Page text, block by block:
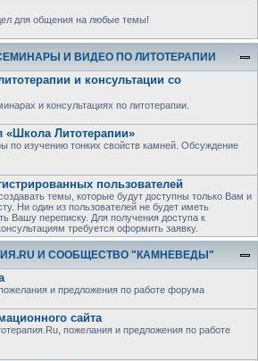
для общения на любые темы!
И ВИДЕО ПО ЛИТОТЕРАПИИ
и консультации со
и консультациях по литотерапии.
«Школа Литотерапии»
по изучению тонких свойств камней. Обсуждение
пользователей
темы, которые будут доступны только Вам и
Ни один из пользователей не будет иметь
Вашу переписку. Для получения доступа к
требуется оформить заявку.
И СООБЩЕСТВО "КАМНЕВЕДЫ"
и предложения по работе форума
сайта
пожелания и предложения по работе